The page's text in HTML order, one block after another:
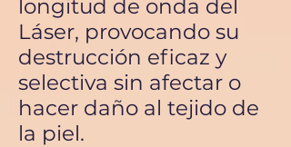
longitud de onda del
Láser, provocando su
destrucción eficaz y
selectiva sin afectar o
hacer daño al tejido de
la piel.